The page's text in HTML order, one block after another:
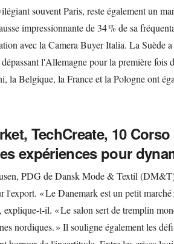
souvent Paris, reste également un
impressionnante de 34 % de sa
avec la Camera Buyer Italia. La Suède
l'Allemagne pour la première fois
la Belgique, la France et la Pologne ont
TechCreate, 10
expériences pour
PDG de Dansk Mode & Textil
l'export. « Le Danemark est un petit
explique-t-il. « Le salon sert de tremplin
nordiques. » Il souligne également les